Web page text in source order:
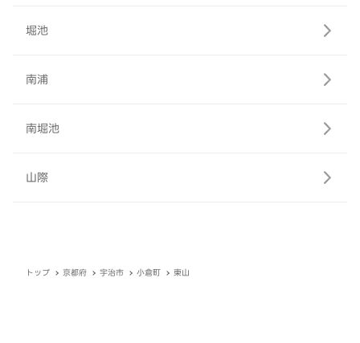
堀池
南浦
南堀池
山際
トップ 京都府 宇治市 小倉町 東山